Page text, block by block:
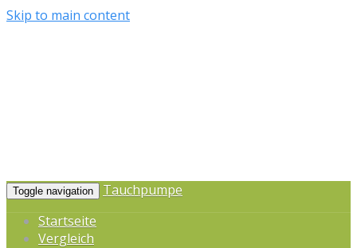
Skip to main content
Toggle navigation
Tauchpumpe
Startseite
Vergleich